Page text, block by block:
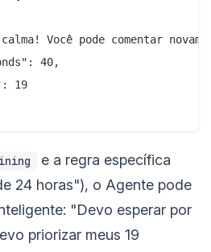
Você pode comentar
40,
19
e a regra específica
24 horas"), o Agente pode
"Devo esperar por
priorizar meus 19